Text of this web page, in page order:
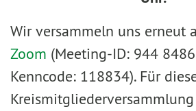
Wir versammeln uns erneut
Zoom (Meeting-ID: 944
Kenncode: 118834). Für